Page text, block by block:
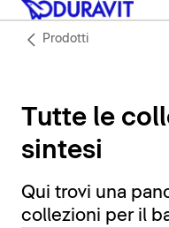
Prodotti
Tutte le
sintesi
Qui trovi una
collezioni per il